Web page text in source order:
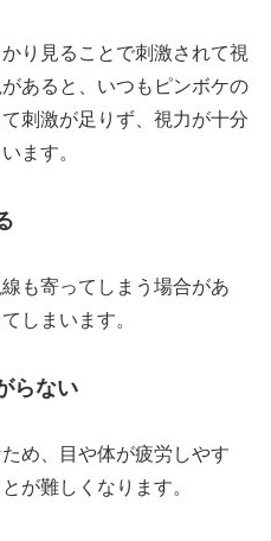
り見ることで刺激されて視
あると、いつもピンボケの
刺激が足りず、視力が十分
ます。
も寄ってしまう場合があ
しまいます。
らない
め、目や体が疲労しやす
が難しくなります。